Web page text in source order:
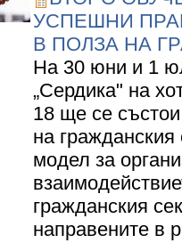
УСПЕШНИ
В ПОЛЗА НА
На 30 юни и 1
„Сердика" на
18 ще се
на
модел за
гражданския
направените в